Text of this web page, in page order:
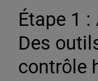
Étape 1
Des
contrôle